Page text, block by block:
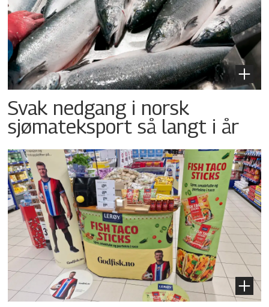
Svak nedgang i norsk
sjømateksport så langt i år